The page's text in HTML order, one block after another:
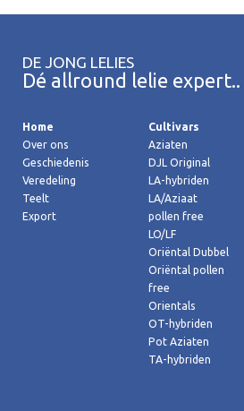
DE JONG LELIES
Dé allround lelie expert..
Home
Over ons
Geschiedenis
Veredeling
Teelt
Export
Cultivars
Aziaten
DJL Original
LA-hybriden
LA/Aziaat
pollen free
LO/LF
Oriëntal Dubbel
Oriëntal pollen
free
Orientals
OT-hybriden
Pot Aziaten
TA-hybriden